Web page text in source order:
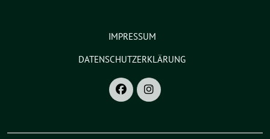
IMPRESSUM
DATENSCHUTZERKLÄRUNG